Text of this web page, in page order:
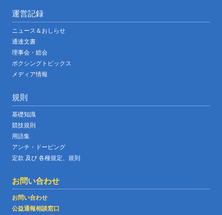
運営記録
ニュース＆おしらせ
通達文書
理事会・総会
ボクシングトピックス
メディア情報
規則
基礎知識
競技規則
用語集
アンチ・ドーピング
定款 及び 各種規定、規則
お問い合わせ
お問い合わせ
公益通報相談窓口